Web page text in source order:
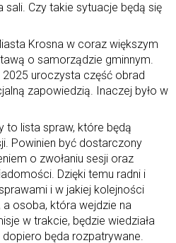
Czy takie sytuacje będą się
Krosna w coraz większym
o samorządzie gminnym.
uroczysta część obrad
zapowiedzią. Inaczej było w
to lista spraw, które będą
Powinien być dostarczony
o zwołaniu sesji oraz
Dzięki temu radni i
i w jakiej kolejności
a osoba, która wejdzie na
w trakcie, będzie wiedziała
dopiero będa rozpatrywane.